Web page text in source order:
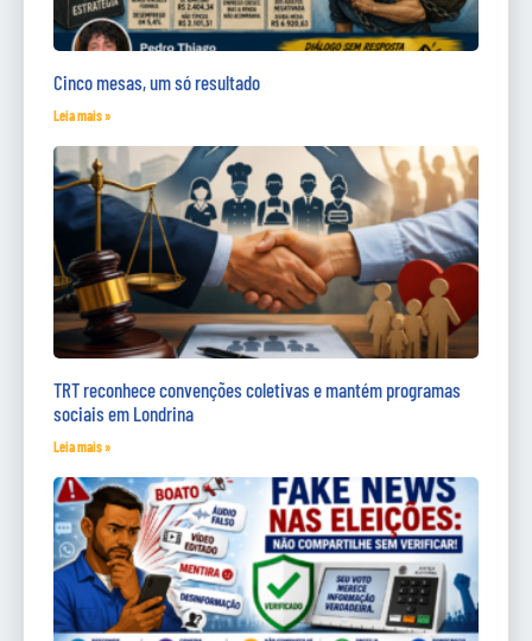
Cinco mesas, um só resultado
Leia mais »
TRT reconhece convenções coletivas e mantém programas
sociais em Londrina
Leia mais »